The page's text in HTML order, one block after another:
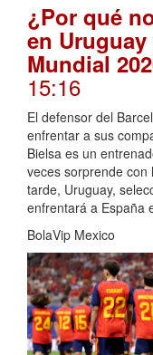
¿Por qué
en
Mundial
15:16
El defensor del
enfrentar a sus
Bielsa es un
veces sorprende con
tarde, Uruguay,
enfrentará a España
BolaVip Mexico